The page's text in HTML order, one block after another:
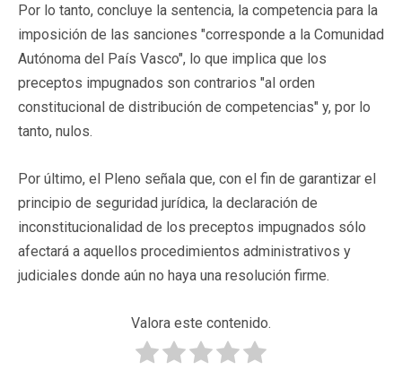
Por lo tanto, concluye la sentencia, la competencia para la
imposición de las sanciones "corresponde a la Comunidad
Autónoma del País Vasco", lo que implica que los
preceptos impugnados son contrarios "al orden
constitucional de distribución de competencias" y, por lo
tanto, nulos.
Por último, el Pleno señala que, con el fin de garantizar el
principio de seguridad jurídica, la declaración de
inconstitucionalidad de los preceptos impugnados sólo
afectará a aquellos procedimientos administrativos y
judiciales donde aún no haya una resolución firme.
Valora este contenido.